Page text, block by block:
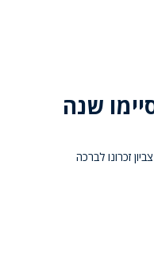
סיימו שנה
זכרונו לברכה